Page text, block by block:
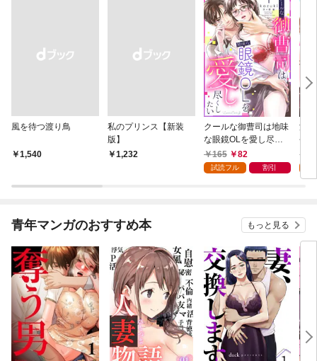
風を待つ渡り鳥
￥1,540
私のプリンス【新装
版】
￥1,232
クールな御曹司は地味
な眼鏡OLを愛し尽く
したい【分冊版】 1
話
165 82
試読フル 割引
濃
長
版
青年マンガのおすすめ本 もっと見る